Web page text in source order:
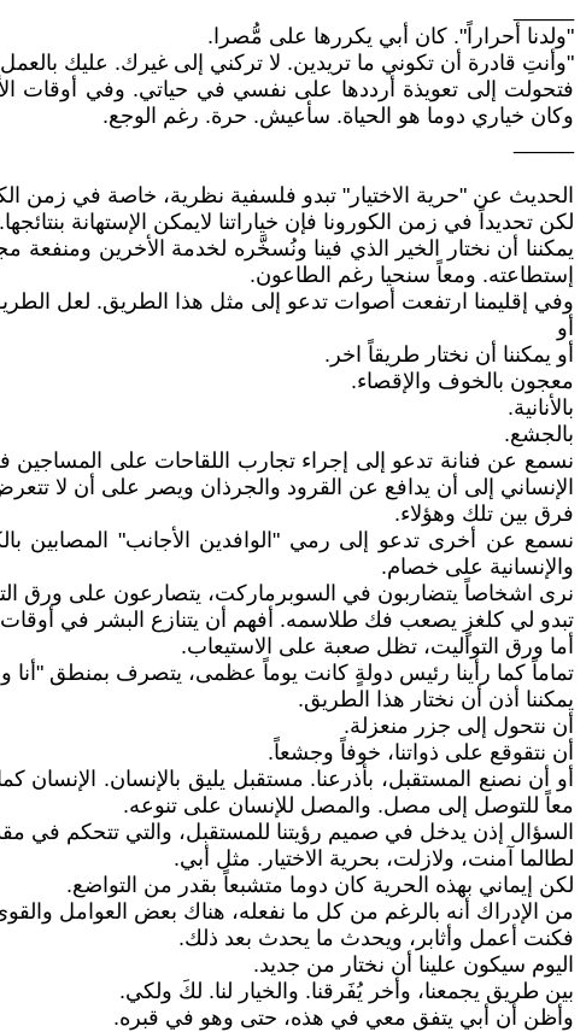
"ولدنا أحراراً". كان أبي يكررها على مُّصرا.
"وأنتِ قادرة أن تكوني ما تريدين. لا تركني إلى غيرك. عليك
فتحولت إلى تعويذة أرددها على نفسي في حياتي. وفي أوقات
وكان خياري دوما هو الحياة. سأعيش. حرة. رغم الوجع.
الحديث عن "حرية الاختيار" تبدو فلسفية نظرية، خاصة في زمن
لكن تحديداً في زمن الكورونا فإن خياراتنا لايمكن الإستهانة
يمكننا أن نختار الخير الذي فينا ونُسخَّره لخدمة الأخرين
إستطاعته. ومعاً سنحيا رغم الطاعون.
وفي إقليمنا ارتفعت أصوات تدعو إلى مثل هذا الطريق. لعل
أو
أو يمكننا أن نختار طريقاً اخر.
معجون بالخوف والإقصاء.
بالأنانية.
بالجشع.
نسمع عن فنانة تدعو إلى إجراء تجارب اللقاحات على
الإنساني إلى أن يدافع عن القرود والجرذان ويصر على أن لا
فرق بين تلك وهؤلاء.
نسمع عن أخرى تدعو إلى رمي "الوافدين الأجانب" المصابين
والإنسانية على خصام.
نرى اشخاصاً يتضاربون في السوبرماركت، يتصارعون على ورق
تبدو لي كلغزٍ يصعب فك طلاسمه. أفهم أن يتنازع البشر في
أما ورق التواليت، تظل صعبة على الاستيعاب.
تماماً كما رأينا رئيس دولةٍ كانت يوماً عظمى، يتصرف بمنطق "أنا
يمكننا أذن أن نختار هذا الطريق.
أن نتحول إلى جزر منعزلة.
أن نتقوقع على ذواتنا، خوفاً وجشعاً.
أو أن نصنع المستقبل، بأذرعنا. مستقبل يليق بالإنسان. الإنسان
معاً للتوصل إلى مصل. والمصل للإنسان على تنوعه.
السؤال إذن يدخل في صميم رؤيتنا للمستقبل، والتي تتحكم في
لطالما آمنت، ولازلت، بحرية الاختيار. مثل أبي.
لكن إيماني بهذه الحرية كان دوما متشبعاً بقدر من التواضع.
من الإدراك أنه بالرغم من كل ما نفعله، هناك بعض العوامل والقوى
فكنت أعمل وأثابر، ويحدث ما يحدث بعد ذلك.
اليوم سيكون علينا أن نختار من جديد.
بين طريق يجمعنا، وأخر يُفَرقنا. والخيار لنا. لكَ ولكي.
وأظن أن أبي يتفق معي في هذه، حتى وهو في قبره.